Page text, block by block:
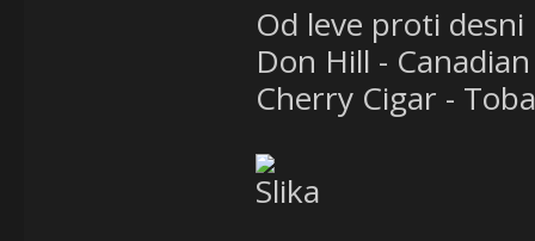
Od leve proti desni
Don Hill -
Cherry Cigar -